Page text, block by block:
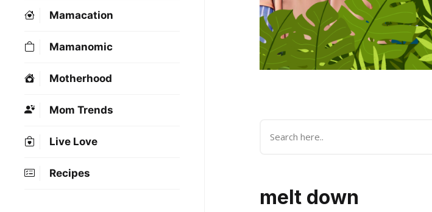
melt down
Mamacation
Mamanomic
Motherhood
Mom Trends
Live Love
Recipes